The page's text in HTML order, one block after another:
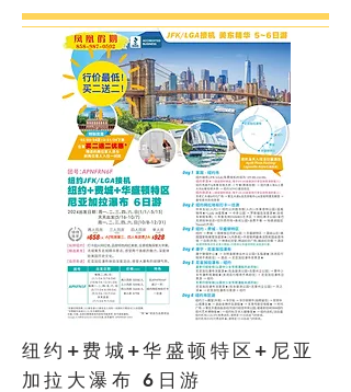
纽约+费城+华盛顿特区+尼亚
加拉大瀑布 6日游